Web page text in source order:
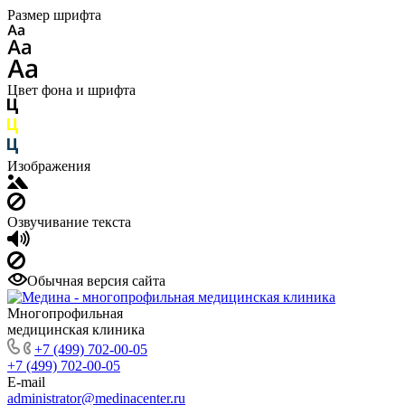
Размер шрифта
Цвет фона и шрифта
Изображения
Озвучивание текста
Обычная версия сайта
Многопрофильная
медицинская клиника
+7 (499) 702-00-05
+7 (499) 702-00-05
E-mail
administrator@medinacenter.ru